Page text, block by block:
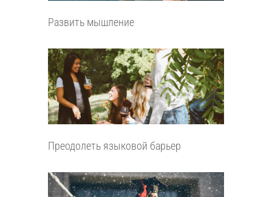
Развить мышление
Преодолеть языковой барьер